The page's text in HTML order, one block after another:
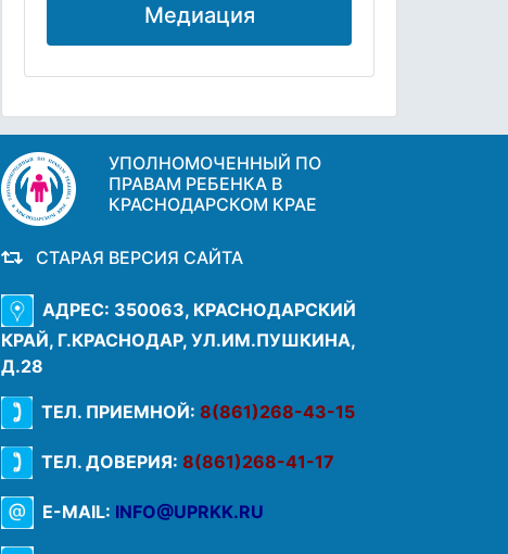
Медиация
УПОЛНОМОЧЕННЫЙ ПО
ПРАВАМ РЕБЕНКА В
КРАСНОДАРСКОМ КРАЕ
СТАРАЯ ВЕРСИЯ САЙТА
АДРЕС: 350063, КРАСНОДАРСКИЙ
КРАЙ, Г.КРАСНОДАР, УЛ.ИМ.ПУШКИНА,
Д.28
ТЕЛ. ПРИЕМНОЙ: 8(861)268-43-15
ТЕЛ. ДОВЕРИЯ: 8(861)268-41-17
E-MAIL: INFO@UPRKK.RU